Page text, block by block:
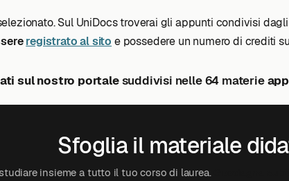
Sul UniDocs troverai gli appunti condivisi
registrato al sito e possedere un numero di crediti
sul nostro portalesuddivisi nelle 64 materie
Sfoglia il materiale
insieme a tutto il tuo corso di laurea.